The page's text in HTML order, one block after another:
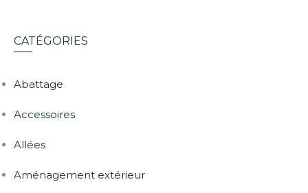
CATÉGORIES
Abattage
Accessoires
Allées
Aménagement extérieur